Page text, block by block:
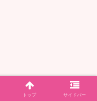
トップ サイドバー